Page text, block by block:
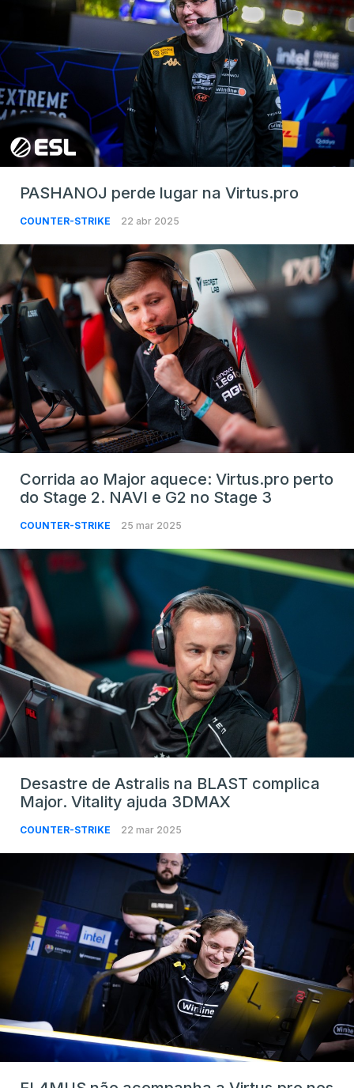
PASHANOJ perde lugar na Virtus.pro
COUNTER-STRIKE 22 abr 2025
Corrida ao Major aquece: Virtus.pro perto
do Stage 2. NAVI e G2 no Stage 3
COUNTER-STRIKE 25 mar 2025
Desastre de Astralis na BLAST complica
Major. Vitality ajuda 3DMAX
COUNTER-STRIKE 22 mar 2025